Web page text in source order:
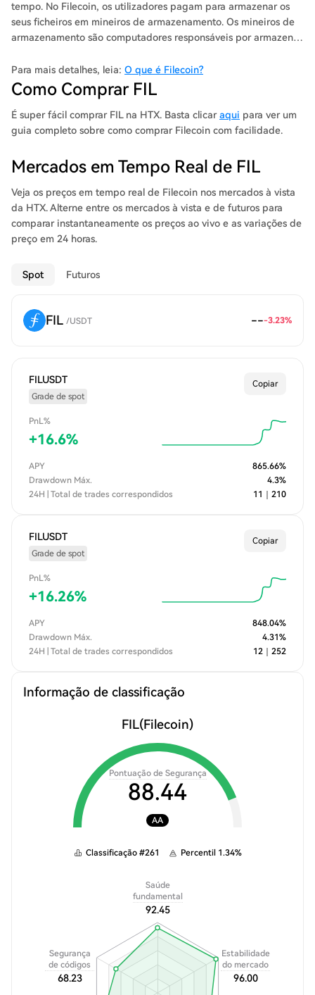
tempo. No Filecoin, os utilizadores pagam para armazenar os
seus ficheiros em mineiros de armazenamento. Os mineiros de
armazenamento são computadores responsáveis por armazenar
ao longo do tempo. Qualquer pessoa que queira armazenar os
seus ficheiros ou ser paga por armazenar os ficheiros de outros
utilizadores pode juntar-se ao Filecoin. O armazenamento
disponível, e o preço desse armazenamento, não é controlado
por nenhuma empresa única. Em vez disso, o Filecoin facilita
qualquer pessoa pode participar. O Filecoin inclui uma
blockchain e uma criptomoeda nativa (FIL). Os mineiros de
armazenamento ganham unidades de FIL por armazenar
ficheiros. A blockchain do Filecoin regista transacções para
enviar e receber FIL, juntamente com provas dos mineiros de
armazenamento de que estão a armazenar os seus ficheiros
Para mais detalhes, leia: O que é Filecoin?
Como Comprar FIL
É super fácil comprar FIL na HTX. Basta clicaraqui para ver um
guia completo sobre como comprar Filecoin com facilidade.
Mercados em Tempo Real de FIL
Veja os preços em tempo real de Filecoin nos mercados à vista
da HTX. Alterne entre os mercados à vista e de futuros para
comparar instantaneamente os preços ao vivo e as variações de
preço em 24 horas.
Spot Futuros
FIL /USDT ---3.23%
FILUSDT
Grade de spot
Copiar
PnL%
+16.6%
APY 865.66%
Drawdown Máx.
4.3%
24H | Total de trades correspondidos
11 210
FILUSDT
Grade de spot
Copiar
PnL%
+16.26%
APY 848.04%
Drawdown Máx.
4.31%
24H | Total de trades correspondidos
12 252
Informação de classificação
FIL(Filecoin)
Pontuação de Segurança
88.44
AA
Classificação #261 Percentil 1.34%
Saúde
fundamental
92.45
Segurança
de códigos
68.23
Estabilidade
do mercado
96.00